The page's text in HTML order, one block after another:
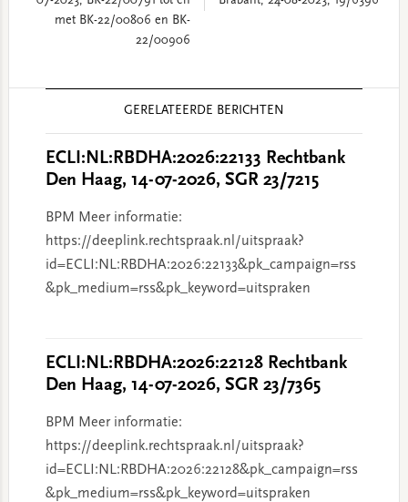
met BK-22/00806 en BK-
22/00906
GERELATEERDE BERICHTEN
ECLI:NL:RBDHA:2026:22133 Rechtbank
Den Haag, 14-07-2026, SGR 23/7215
BPM Meer informatie:
https://deeplink.rechtspraak.nl/uitspraak?
id=ECLI:NL:RBDHA:2026:22133&pk_campaign=rss
&pk_medium=rss&pk_keyword=uitspraken
ECLI:NL:RBDHA:2026:22128 Rechtbank
Den Haag, 14-07-2026, SGR 23/7365
BPM Meer informatie:
https://deeplink.rechtspraak.nl/uitspraak?
id=ECLI:NL:RBDHA:2026:22128&pk_campaign=rss
&pk_medium=rss&pk_keyword=uitspraken